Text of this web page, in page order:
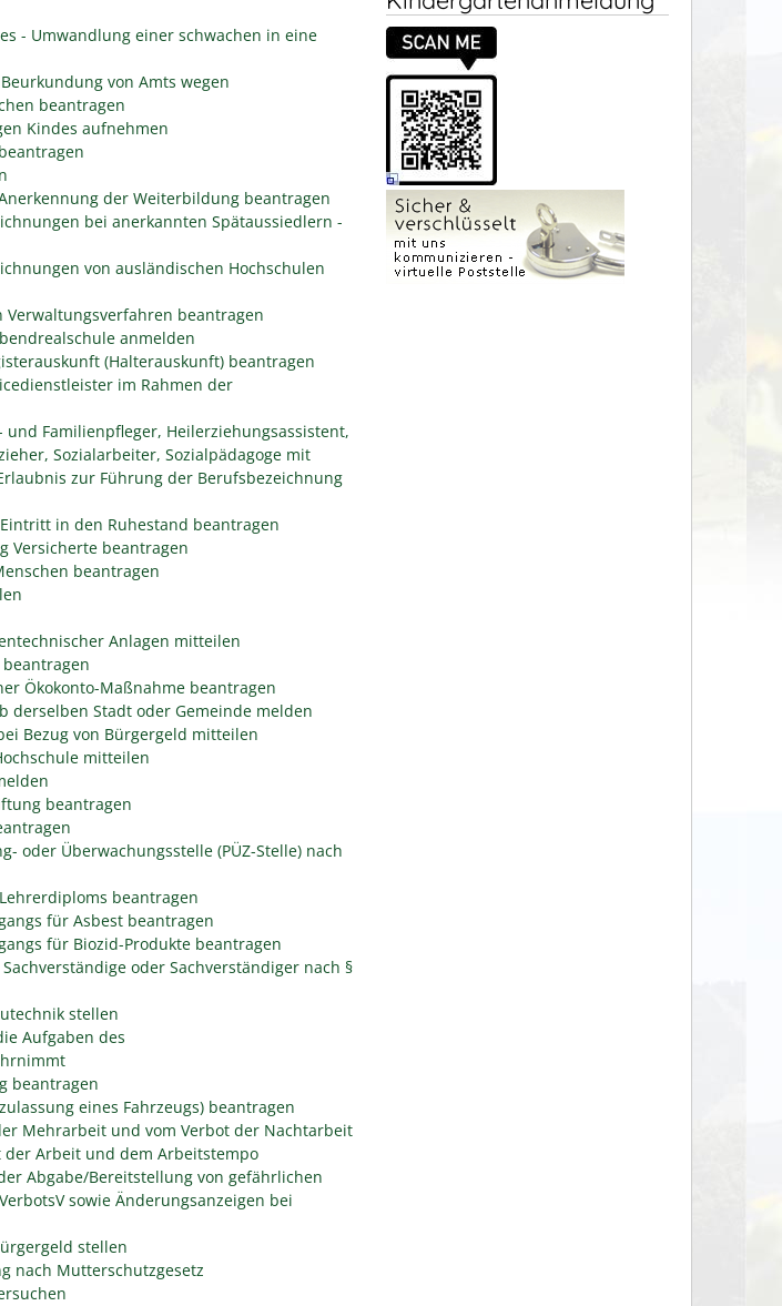
- Umwandlung einer schwachen in eine
von Amts wegen
beantragen
Kindes aufnehmen
der Weiterbildung beantragen
bei anerkannten Spätaussiedlern -
von ausländischen Hochschulen
beantragen
anmelden
(Halterauskunft) beantragen
im Rahmen der
Familienpfleger, Heilerziehungsassistent,
Sozialarbeiter, Sozialpädagoge mit
zur Führung der Berufsbezeichnung
in den Ruhestand beantragen
Versicherte beantragen
beantragen
Anlagen mitteilen
Ökokonto-Maßnahme beantragen
derselben Stadt oder Gemeinde melden
Bezug von Bürgergeld mitteilen
mitteilen
beantragen
oder Überwachungsstelle (PÜZ-Stelle) nach
beantragen
für Asbest beantragen
für Biozid-Produkte beantragen
oder Sachverständiger nach §
stellen
Aufgaben des
beantragen
eines Fahrzeugs) beantragen
Mehrarbeit und vom Verbot der Nachtarbeit
Arbeit und dem Arbeitstempo
Abgabe/Bereitstellung von gefährlichen
sowie Änderungsanzeigen bei
stellen
nach Mutterschutzgesetz